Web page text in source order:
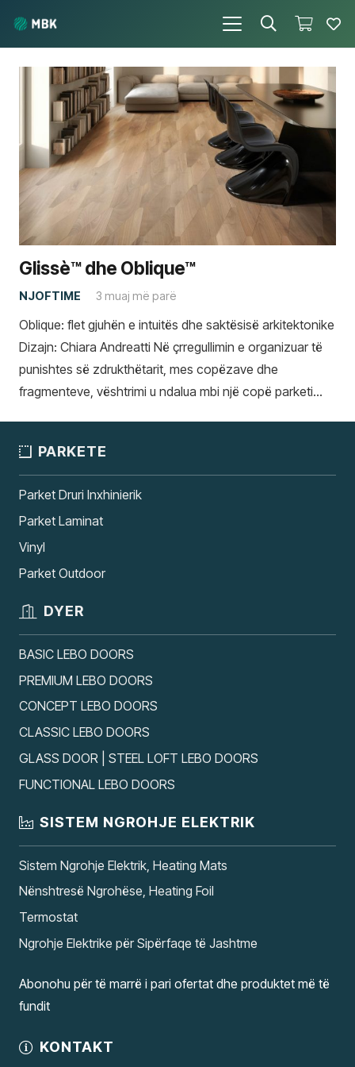
Glissè™ dhe Oblique™
NJOFTIME 3 muaj më parë
Oblique: flet gjuhën e intuitës dhe saktësisë arkitektonike
Dizajn: Chiara Andreatti Në çrregullimin e organizuar të
punishtes së zdrukthëtarit, mes copëzave dhe
fragmenteve, vështrimi u ndalua mbi një copë parketi…
PARKETE
Parket Druri Inxhinierik
Parket Laminat
Vinyl
Parket Outdoor
DYER
BASIC LEBO DOORS
PREMIUM LEBO DOORS
CONCEPT LEBO DOORS
CLASSIC LEBO DOORS
GLASS DOOR | STEEL LOFT LEBO DOORS
FUNCTIONAL LEBO DOORS
SISTEM NGROHJE ELEKTRIK
Sistem Ngrohje Elektrik, Heating Mats
Nënshtresë Ngrohëse, Heating Foil
Termostat
Ngrohje Elektrike për Sipërfaqe të Jashtme
Abonohu për të marrë i pari ofertat dhe produktet më të
fundit
KONTAKT